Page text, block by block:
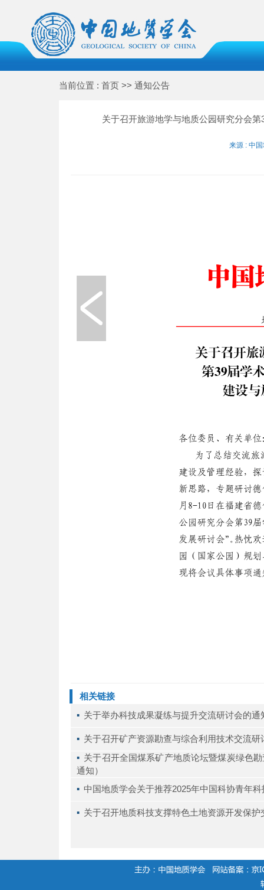
当前位置 : 首页 >> 通知公告
关于召开旅游地学与地质公园研究分会
来源 : 中
相关链接
▪ 关于举办科技成果凝练与提升交流研讨会的通
▪ 关于召开矿产资源勘查与综合利用技术交流
▪ 关于召开全国煤系矿产地质论坛暨煤炭绿色
通知）
▪ 中国地质学会关于推荐2025年中国科协青年
▪ 关于召开地质科技支撑特色土地资源开发保护